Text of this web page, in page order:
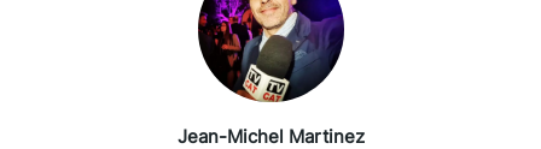
Jean-Michel Martinez